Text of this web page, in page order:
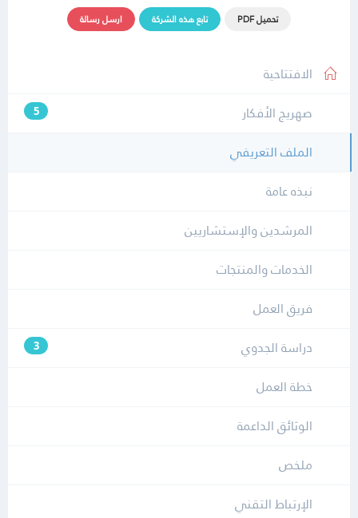
تحميل PDF تابع هذه الشركة ارسل رسالة
الافتتاحية
صهريج الأفكار
5
الملف التعريفي
نبذه عامة
المرشدين والإستشاريين
الخدمات والمنتجات
فريق العمل
دراسة الجدوي
3
خطة العمل
الوثائق الداعمة
ملخص
الإرتباط التقني